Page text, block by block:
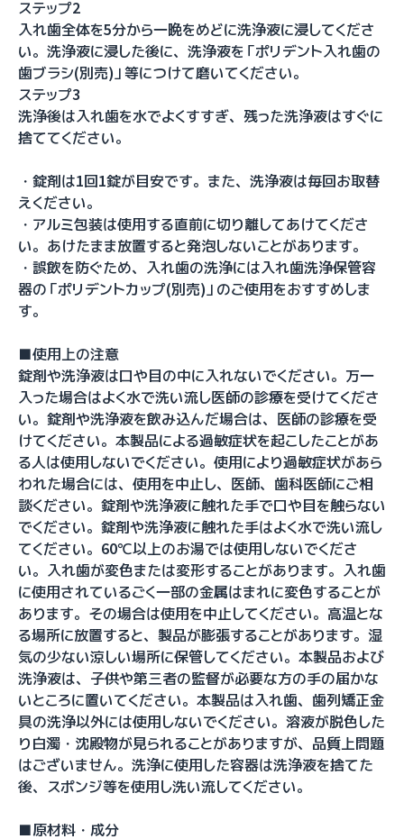
ステップ2
入れ歯全体を5分から一晩をめどに洗浄液に浸してくださ
い。洗浄液に浸した後に、洗浄液を「ポリデント入れ歯の
歯ブラシ(別売)」等につけて磨いてください。
ステップ3
洗浄後は入れ歯を水でよくすすぎ、残った洗浄液はすぐに
捨ててください。
・錠剤は1回1錠が目安です。また、洗浄液は毎回お取替
えください。
・アルミ包装は使用する直前に切り離してあけてくださ
い。あけたまま放置すると発泡しないことがあります。
・誤飲を防ぐため、入れ歯の洗浄には入れ歯洗浄保管容
器の「ポリデントカップ(別売)」のご使用をおすすめしま
す。
■使用上の注意
錠剤や洗浄液は口や目の中に入れないでください。万一
入った場合はよく水で洗い流し医師の診療を受けてくださ
い。錠剤や洗浄液を飲み込んだ場合は、医師の診療を受
けてください。本製品による過敏症状を起こしたことがあ
る人は使用しないでください。使用により過敏症状があら
われた場合には、使用を中止し、医師、歯科医師にご相
談ください。錠剤や洗浄液に触れた手で口や目を触らない
でください。錠剤や洗浄液に触れた手はよく水で洗い流し
てください。60℃以上のお湯では使用しないでくださ
い。入れ歯が変色または変形することがあります。入れ歯
に使用されているごく一部の金属はまれに変色することが
あります。その場合は使用を中止してください。高温とな
る場所に放置すると、製品が膨張することがあります。湿
気の少ない涼しい場所に保管してください。本製品および
洗浄液は、子供や第三者の監督が必要な方の手の届かな
いところに置いてください。本製品は入れ歯、歯列矯正金
具の洗浄以外には使用しないでください。溶液が脱色した
り白濁・沈殿物が見られることがありますが、品質上問題
はございません。洗浄に使用した容器は洗浄液を捨てた
後、スポンジ等を使用し洗い流してください。
■原材料・成分